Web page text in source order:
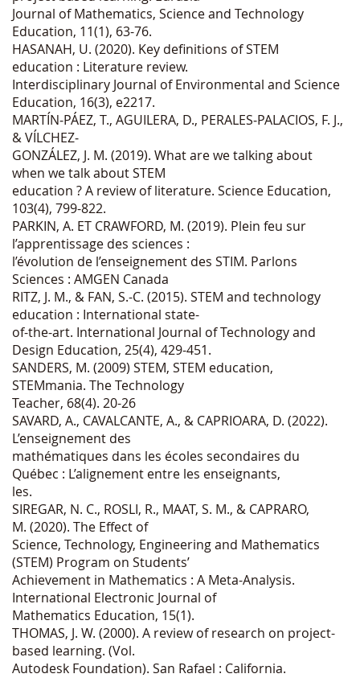
Journal of Mathematics, Science and Technology
Education, 11(1), 63-76.
HASANAH, U. (2020). Key definitions of STEM
education : Literature review.
Interdisciplinary Journal of Environmental and Science
Education, 16(3), e2217.
MARTÍN‐PÁEZ, T., AGUILERA, D., PERALES‐PALACIOS, F. J.,
& VÍLCHEZ‐
GONZÁLEZ, J. M. (2019). What are we talking about
when we talk about STEM
education ? A review of literature. Science Education,
103(4), 799-822.
PARKIN, A. ET CRAWFORD, M. (2019). Plein feu sur
l’apprentissage des sciences :
l’évolution de l’enseignement des STIM. Parlons
Sciences : AMGEN Canada
RITZ, J. M., & FAN, S.-C. (2015). STEM and technology
education : International state-
of-the-art. International Journal of Technology and
Design Education, 25(4), 429-451.
SANDERS, M. (2009) STEM, STEM education,
STEMmania. The Technology
Teacher, 68(4). 20-26
SAVARD, A., CAVALCANTE, A., & CAPRIOARA, D. (2022).
L’enseignement des
mathématiques dans les écoles secondaires du
Québec : L’alignement entre les enseignants,
les.
SIREGAR, N. C., ROSLI, R., MAAT, S. M., & CAPRARO,
M. (2020). The Effect of
Science, Technology, Engineering and Mathematics
(STEM) Program on Students’
Achievement in Mathematics : A Meta-Analysis.
International Electronic Journal of
Mathematics Education, 15(1).
THOMAS, J. W. (2000). A review of research on project-
based learning. (Vol.
Autodesk Foundation). San Rafael : California.